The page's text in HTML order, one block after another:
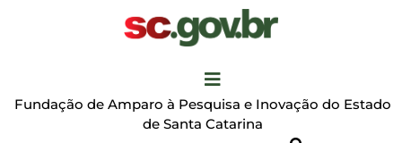
Fundação de Amparo à Pesquisa e Inovação do Estado
de Santa Catarina